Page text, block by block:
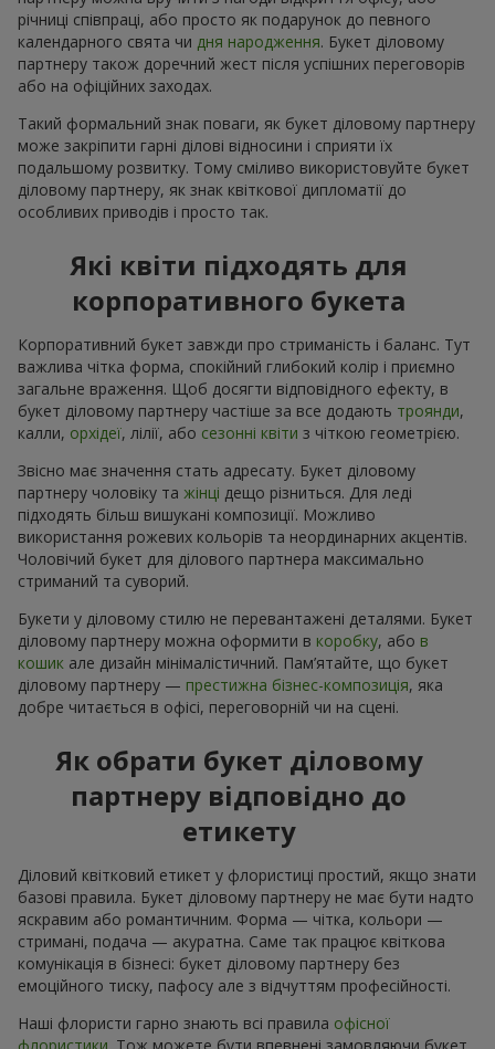
річниці співпраці, або просто як подарунок до певного
календарного свята чи дня народження. Букет діловому
партнеру також доречний жест після успішних переговорів
або на офіційних заходах.
Такий формальний знак поваги, як букет діловому партнеру
може закріпити гарні ділові відносини і сприяти їх
подальшому розвитку. Тому сміливо використовуйте букет
діловому партнеру, як знак квіткової дипломатії до
особливих приводів і просто так.
Які квіти підходять для
корпоративного букета
Корпоративний букет завжди про стриманість і баланс. Тут
важлива чітка форма, спокійний глибокий колір і приємно
загальне враження. Щоб досягти відповідного ефекту, в
букет діловому партнеру частіше за все додають троянди,
калли, орхідеї, лілії, або сезонні квіти з чіткою геометрією.
Звісно має значення стать адресату. Букет діловому
партнеру чоловіку та жінці дещо різниться. Для леді
підходять більш вишукані композиції. Можливо
використання рожевих кольорів та неординарних акцентів.
Чоловічий букет для ділового партнера максимально
стриманий та суворий.
Букети у діловому стилю не перевантажені деталями. Букет
діловому партнеру можна оформити в коробку, або в
кошик але дизайн мінімалістичний. Пам’ятайте, що букет
діловому партнеру — престижна бізнес-композиція, яка
добре читається в офісі, переговорній чи на сцені.
Як обрати букет діловому
партнеру відповідно до
етикету
Діловий квітковий етикет у флористиці простий, якщо знати
базові правила. Букет діловому партнеру не має бути надто
яскравим або романтичним. Форма — чітка, кольори —
стримані, подача — акуратна. Саме так працює квіткова
комунікація в бізнесі: букет діловому партнеру без
емоційного тиску, пафосу але з відчуттям професійності.
Наші флористи гарно знають всі правила офісної
флористики . Тож можете бути впевнені замовляючи букет